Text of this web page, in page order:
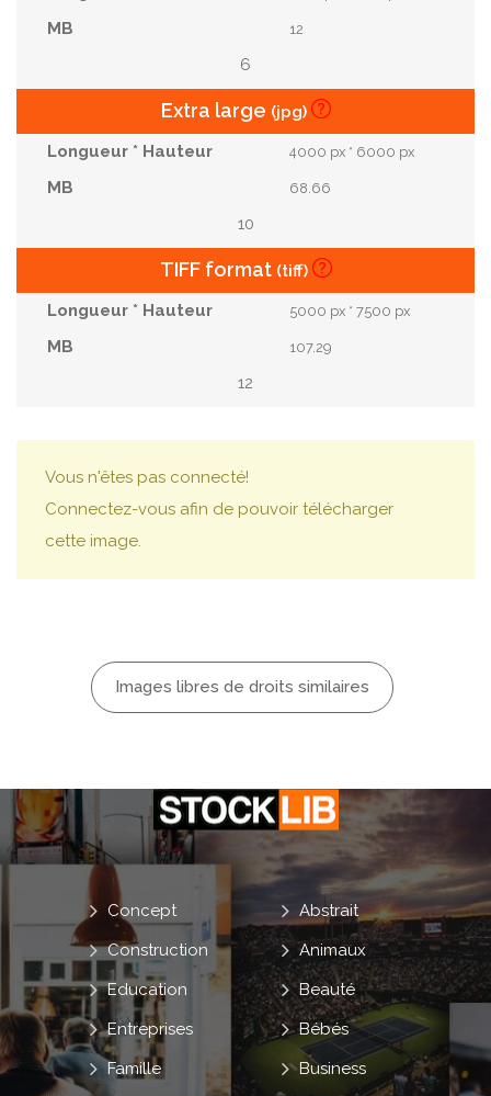
12
6
Extra large (jpg)
4000 px * 6000 px
68.66
10
TIFF format (tiff)
5000 px * 7500 px
107.29
12
Vous n'êtes pas connecté!
Connectez-vous afin de pouvoir télécharger
cette image.
Images libres de droits similaires
Abstrait
Animaux
Beauté
Bébés
Business
Concept
Construction
Education
Entreprises
Famille